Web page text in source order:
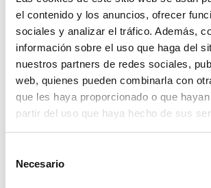
el contenido y los anuncios, ofrecer
sociales y analizar el tráfico. Además,
información sobre el uso que haga del
nuestros partners de redes sociales,
web, quienes pueden combinarla con
que les haya proporcionado o que
partir del uso que haya hecho de sus
Necesario
Campañas
Servicios